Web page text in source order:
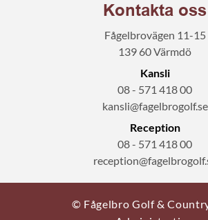
Kontakta oss
Fågelbrovägen 11-15
139 60 Värmdö
Kansli
08 - 571 418 00
kansli@fagelbrogolf.se
Reception
08 - 571 418 00
© Fågelbro Golf &